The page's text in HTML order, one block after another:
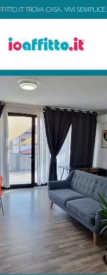
TROVA CASA. VIVI SEMPLICE.